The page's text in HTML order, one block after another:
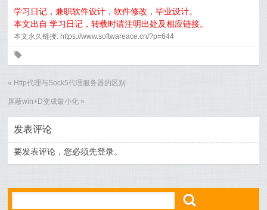
学习日记，兼职软件设计，软件修改，毕业设计。
本文出自 学习日记，转载时请注明出处及相应链接。
本文永久链接: https://www.softwareace.cn/?p=644
0
« Http代理与Sock5代理服务器的区别
屏蔽win+D变成最小化 »
发表评论
要发表评论，您必须先登录。
ő